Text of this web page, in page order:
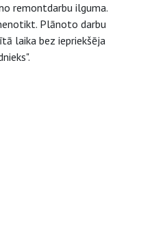
remontdarbu ilguma.
Plānoto darbu
laika bez iepriekšēja